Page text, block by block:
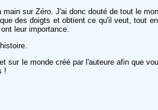
sur Zéro. J'ai donc douté de tout le
des doigts et obtient ce qu'il veut, tout
leur importance.
sur le monde créé par l'auteure afin que
!